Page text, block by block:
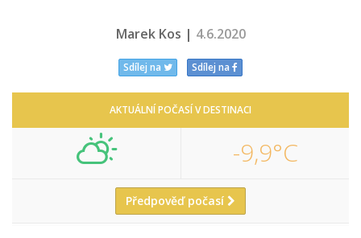
Marek Kos | 4.6.2020
Sdílej na Sdílej na
AKTUÁLNÍ POČASÍ V DESTINACI
-9,9°C
Předpověď počasí